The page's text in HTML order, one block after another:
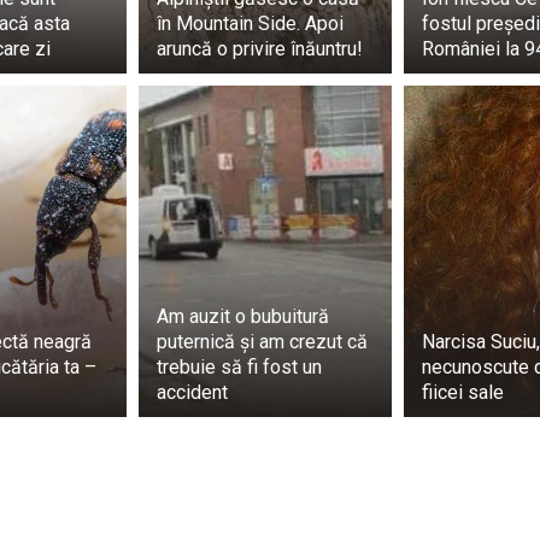
de Familia Regală a declarat recent pentru The
zvonuri i-ar deranja pe Kate Middleton și pe soțul ei,
ei, William, sunt tulburați de faptul că oamenii
de sănătate’, a declarat sursa citată. Aceste speculații au
participa la slujba de comemorare a nasului său,
personale’, fără a da detalii.
asta
zi
în Mountain Side. Apoi
aruncă o privire înăuntru!
fostul
României la
neagră
ta –
Am auzit o bubuitură
puternică și am crezut că
trebuie să fi fost un
accident
Narcisa
necunoscute
fiicei sale